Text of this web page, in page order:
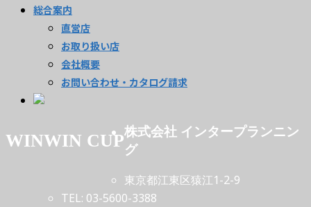
総合案内
直営店
お取り扱い店
会社概要
お問い合わせ・カタログ請求
WINWIN CUP
株式会社 インタープランニン
グ
東京都江東区猿江1-2-9
TEL: 03-5600-3388